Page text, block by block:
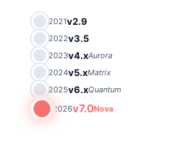
2021v2.9
2022v3.5
2023v4.xAurora
2024v5.xMatrix
2025v6.xQuantum
2026v7.0Nova